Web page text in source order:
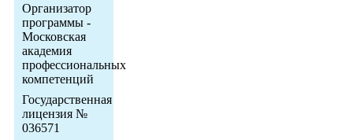
Организатор
программы -
Московская
академия
профессиональных
компетенций
Государственная
лицензия №
036571